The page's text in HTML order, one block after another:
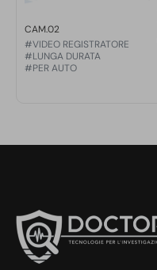
CAM.02
#VIDEO REGISTRATORE
#LUNGA DURATA
#PER AUTO